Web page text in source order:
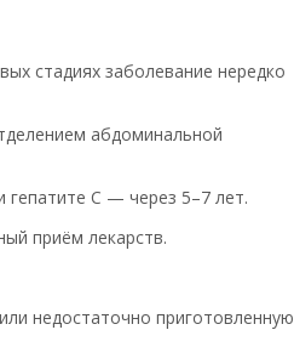
стадиях заболевание нередко
абдоминальной
гепатите С — через 5–7 лет.
приём лекарств.
недостаточно приготовленную